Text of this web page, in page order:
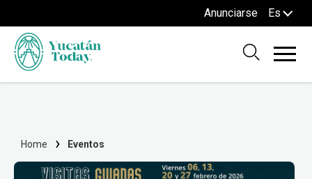
Anunciarse Es
Home Eventos